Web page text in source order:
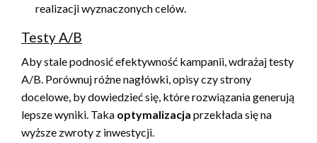
realizacji wyznaczonych celów.
Testy A/B
Aby stale podnosić efektywność kampanii, wdrażaj testy
A/B. Porównuj różne nagłówki, opisy czy strony
docelowe, by dowiedzieć się, które rozwiązania generują
lepsze wyniki. Taka optymalizacja przekłada się na
wyższe zwroty z inwestycji.